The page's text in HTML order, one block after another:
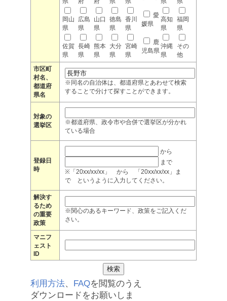
岡山
県
広島
県
山口
県
徳島
県
香川
県
愛
媛県
高知
県
福岡
県
佐賀
県
長崎
県
熊本
県
大分
県
宮崎
県
鹿
児島県
沖縄
県
その
他
市区町
村名、
都道府
県名
※同名の自治体は、都道府県とあわせて検索
することで分けて探すことができます。
対象の
選挙区
※都道府県、政令市や合併で選挙区が分かれ
ている場合
登録日
時
から
まで
※「20xx/xx/xx」 から 「20xx/xx/xx」ま
で というように入力してください。
解決す
るため
の重要
政策
※関心のあるキーワード、政策をご記入くだ
さい。
マニフ
ェスト
ID
利用方法、 FAQを閲覧のうえ
ダウンロードをお願いしま